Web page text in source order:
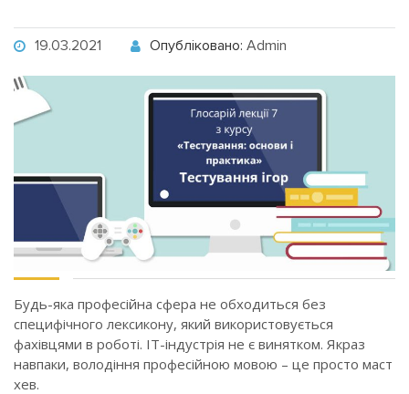
19.03.2021 Опубліковано: Admin
Будь-яка професійна сфера не обходиться без
специфічного лексикону, який використовується
фахівцями в роботі. IT-індустрія не є винятком. Якраз
навпаки, володіння професійною мовою – це просто маст
хев.